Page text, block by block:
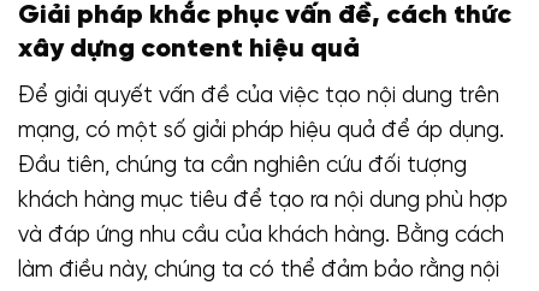
Giải pháp khắc phục vấn đề, cách thức
xây dựng content hiệu quả
Để giải quyết vấn đề của việc tạo nội dung trên
mạng, có một số giải pháp hiệu quả để áp dụng.
Đầu tiên, chúng ta cần nghiên cứu đối tượng
khách hàng mục tiêu để tạo ra nội dung phù hợp
và đáp ứng nhu cầu của khách hàng. Bằng cách
làm điều này, chúng ta có thể đảm bảo rằng nội